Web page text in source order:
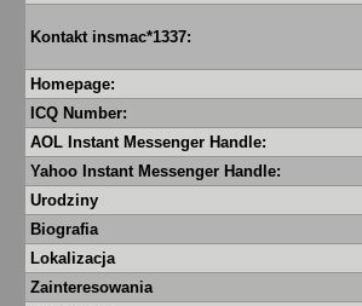
Kontakt insmac*1337:
Homepage:
ICQ Number:
AOL Instant Messenger Handle:
Yahoo Instant Messenger Handle:
Urodziny
Biografia
Lokalizacja
Zainteresowania